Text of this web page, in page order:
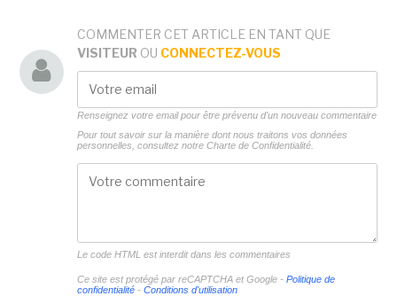
COMMENTER CET ARTICLE EN TANT QUE
VISITEUR OU CONNECTEZ-VOUS
Renseignez votre email pour être prévenu d'un nouveau commentaire
Pour tout savoir sur la manière dont nous traitons vos données
personnelles, consultez notre Charte de Confidentialité.
Le code HTML est interdit dans les commentaires
Ce site est protégé par reCAPTCHA et Google - Politique de
confidentialité- Conditions d'utilisation